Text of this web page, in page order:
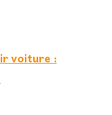
voiture :